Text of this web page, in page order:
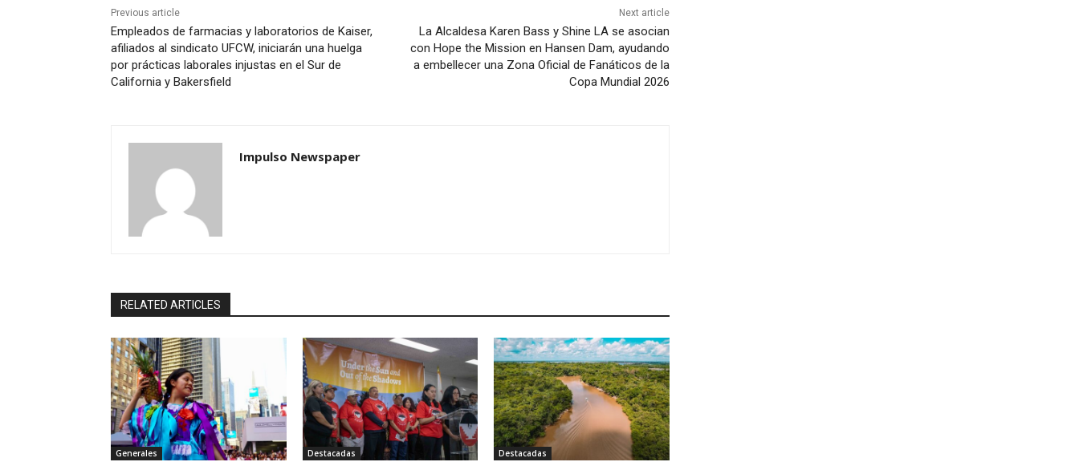
Previous article
Empleados de farmacias y laboratorios de Kaiser,
afiliados al sindicato UFCW, iniciarán una huelga
por prácticas laborales injustas en el Sur de
California y Bakersfield
Next article
La Alcaldesa Karen Bass y Shine LA se asocian
con Hope the Mission en Hansen Dam, ayudando
a embellecer una Zona Oficial de Fanáticos de la
Copa Mundial 2026
Impulso Newspaper
RELATED ARTICLES
Generales Destacadas Destacadas